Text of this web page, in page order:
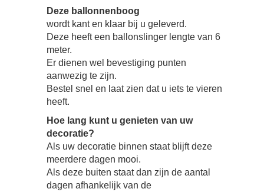
Deze ballonnenboog
wordt kant en klaar bij u geleverd.
Deze heeft een ballonslinger lengte van 6
meter.
Er dienen wel bevestiging punten
aanwezig te zijn.
Bestel snel en laat zien dat u iets te vieren
heeft.
Hoe lang kunt u genieten van uw
decoratie?
Als uw decoratie binnen staat blijft deze
meerdere dagen mooi.
Als deze buiten staat dan zijn de aantal
dagen afhankelijk van de